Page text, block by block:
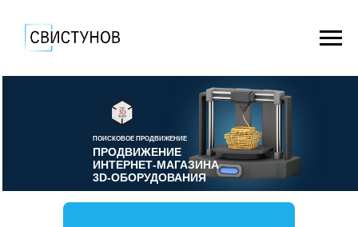
ПРОДВИЖЕНИЕ
ИНТЕРНЕТ-МАГАЗИНА
3D-ОБОРУДОВАНИЯ
ПОИСКОВОЕ ПРОДВИЖЕНИЕ